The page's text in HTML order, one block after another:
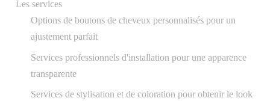
Les services
Options de boutons de cheveux personnalisés pour un
ajustement parfait
Services professionnels d'installation pour une apparence
transparente
Services de stylisation et de coloration pour obtenir le look